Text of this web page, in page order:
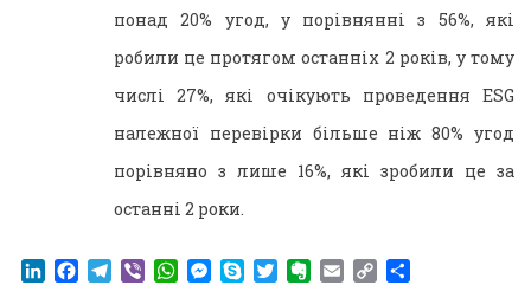
понад 20% угод, у порівнянні з 56%, які
робили це протягом останніх 2 років, у тому
числі 27%, які очікують проведення ESG
належної перевірки більше ніж 80% угод
порівняно з лише 16%, які зробили це за
останні 2 роки.
LinkedIn
Facebook
Telegram
ViberWhatsApp
Messenger
SkypeTwitterEvernote
EmailCopy